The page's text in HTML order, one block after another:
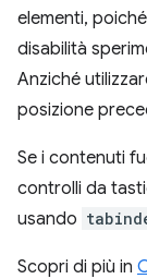
elementi,
disabilità
Anziché
posizione
Se i contenuti
controlli da
usando
Scopri di più in